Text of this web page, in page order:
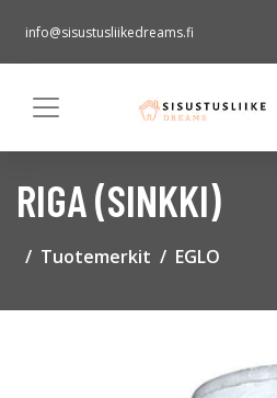
info@sisustusliikedreams.fi
RIGA (SINKKI)
Tuotemerkit EGLO